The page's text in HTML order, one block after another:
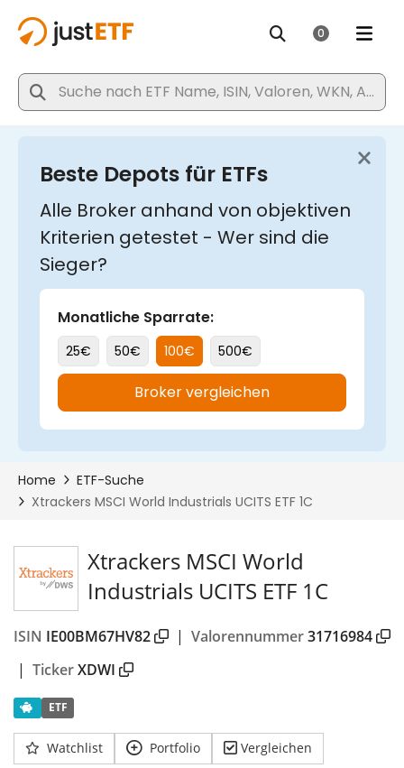
Xtrackers MSCI World
Industrials UCITS ETF 1C
ISIN IE00BM67HV82 | Valorennummer31716984
| TickerXDWI
ETF
Watchlist Portfolio Vergleichen